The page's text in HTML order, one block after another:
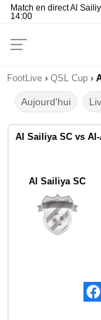
Match en direct Al
14:00
FootLive › QSL Cup ›
Aujourd'hui
Al Sailiya SC vs Al-
Al Sailiya SC